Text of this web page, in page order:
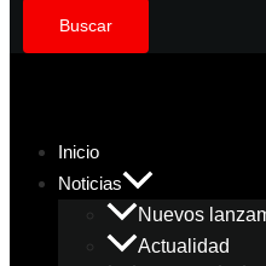
Buscar
Inicio
Noticias
Nuevos
Actualidad